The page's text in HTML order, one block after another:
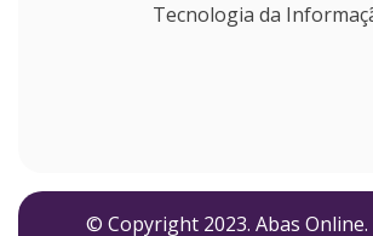
Tecnologia da
© Copyright 2023. Abas